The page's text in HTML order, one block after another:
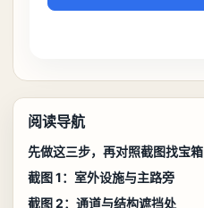
阅读导航
先做这三步，再对照截图找宝箱
截图 1：室外设施与主路旁
截图 2：通道与结构遮挡处